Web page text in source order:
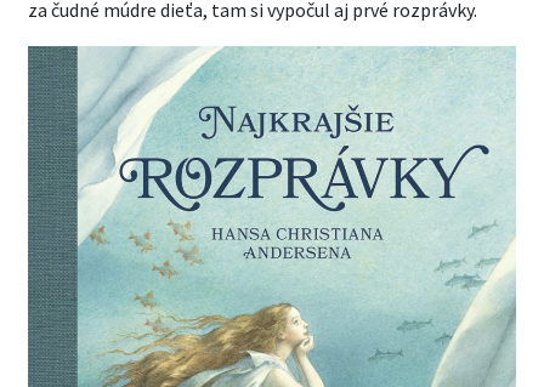
za čudné múdre dieťa, tam si vypočul aj prvé rozprávky.